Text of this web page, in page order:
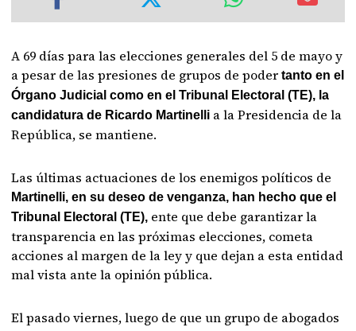
A 69 días para las elecciones generales del 5 de mayo y
a pesar de las presiones de grupos de podertanto en el
Órgano Judicial como en el Tribunal Electoral (TE), la
candidatura de Ricardo Martinelli a la Presidencia de la
República, se mantiene.
Las últimas actuaciones de los enemigos políticos de
Martinelli, en su deseo de venganza, han hecho que el
Tribunal Electoral (TE), ente que debe garantizar la
transparencia en las próximas elecciones, cometa
acciones al margen de la ley y que dejan a esta entidad
mal vista ante la opinión pública.
El pasado viernes, luego de que un grupo de abogados